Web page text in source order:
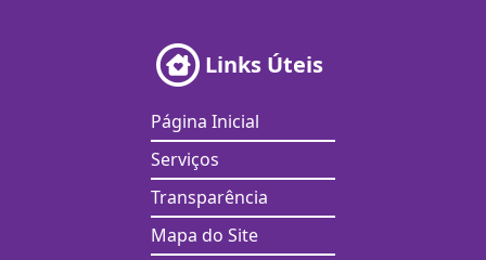
Links Úteis
Página Inicial
Serviços
Transparência
Mapa do Site